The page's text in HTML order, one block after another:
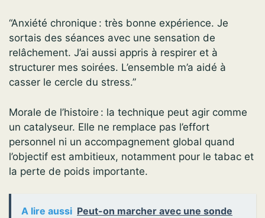
“Anxiété chronique : très bonne expérience. Je
sortais des séances avec une sensation de
relâchement. J’ai aussi appris à respirer et à
structurer mes soirées. L’ensemble m’a aidé à
casser le cercle du stress.”
Morale de l’histoire : la technique peut agir comme
un catalyseur. Elle ne remplace pas l’effort
personnel ni un accompagnement global quand
l’objectif est ambitieux, notamment pour le tabac et
la perte de poids importante.
A lire aussi Peut-on marcher avec une sonde